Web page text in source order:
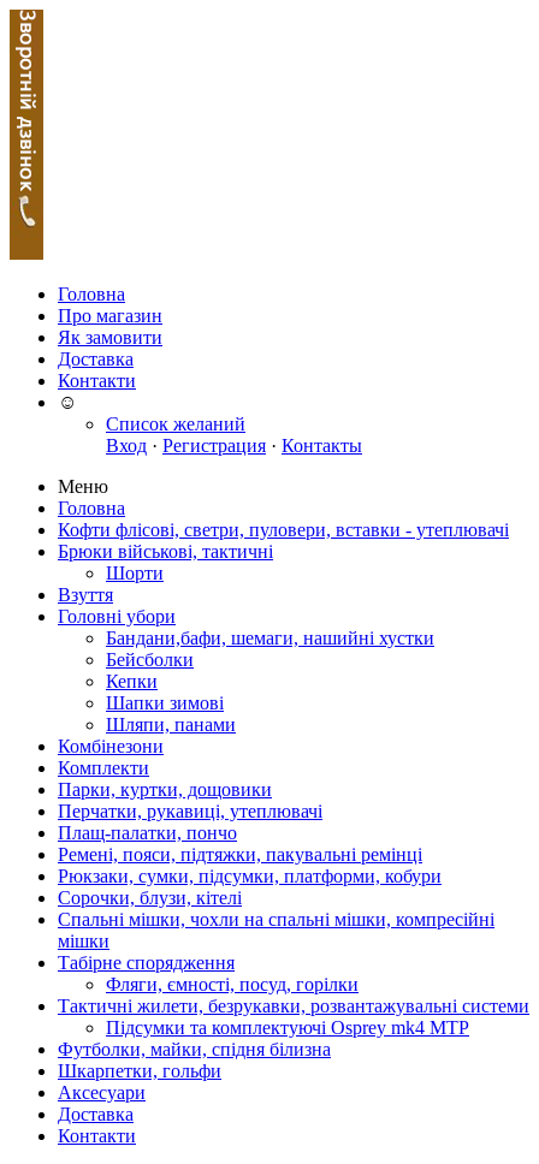
Головна
Про магазин
Як замовити
Доставка
Контакти
☺
Список желаний
Вход · Регистрация · Контакты
Меню
Головна
Кофти флісові, светри, пуловери, вставки - утеплювачі
Брюки військові, тактичні
Шорти
Взуття
Головні убори
Бандани,бафи, шемаги, нашийні хустки
Бейсболки
Кепки
Шапки зимові
Шляпи, панами
Комбінезони
Комплекти
Парки, куртки, дощовики
Перчатки, рукавиці, утеплювачі
Плащ-палатки, пончо
Ремені, пояси, підтяжки, пакувальні ремінці
Рюкзаки, сумки, підсумки, платформи, кобури
Сорочки, блузи, кітелі
Спальні мішки, чохли на спальні мішки, компресійні
мішки
Табірне спорядження
Фляги, ємності, посуд, горілки
Тактичні жилети, безрукавки, розвантажувальні системи
Підсумки та комплектуючі Osprey mk4 MTP
Футболки, майки, спідня білизна
Шкарпетки, гольфи
Аксесуари
Доставка
Контакти